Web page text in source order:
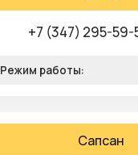
+7 (347) 295-59-
Режим работы:
Сапсан